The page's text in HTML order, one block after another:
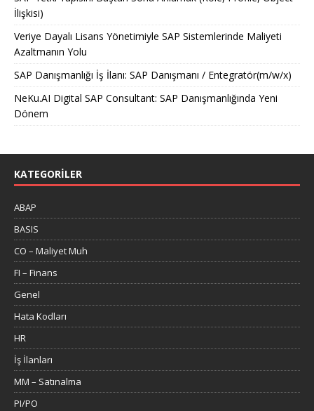
İlişkisi)
Veriye Dayalı Lisans Yönetimiyle SAP Sistemlerinde Maliyeti
Azaltmanın Yolu
SAP Danışmanlığı İş İlanı: SAP Danışmanı / Entegratör(m/w/x)
NeKu.AI Digital SAP Consultant: SAP Danışmanlığında Yeni
Dönem
KATEGORILER
ABAP
BASIS
CO – Maliyet Muh
FI – Finans
Genel
Hata Kodları
HR
İş İlanları
MM – Satınalma
PI/PO